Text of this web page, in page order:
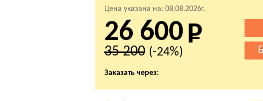
Цена указана на: 08.08.2026г.
26 600
35 200 (-24%)
Заказать через: